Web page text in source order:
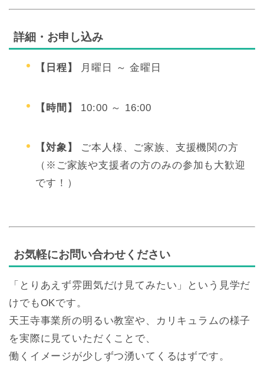
詳細・お申し込み
【日程】 月曜日 ～ 金曜日
【時間】 10:00 ～ 16:00
【対象】
ご本人様、ご家族、支援機関の方
（※ご家族や支援者の方のみの参加も大歓迎
です！）
お気軽にお問い合わせください
「とりあえず雰囲気だけ見てみたい」という見学だ
けでもOKです。
天王寺事業所の明るい教室や、カリキュラムの様子
を実際に見ていただくことで、
働くイメージが少しずつ湧いてくるはずです。